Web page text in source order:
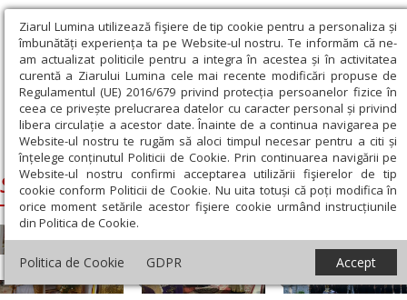
Ziarul Lumina utilizează fişiere de tip cookie pentru a personaliza și
îmbunătăți experiența ta pe Website-ul nostru. Te informăm că ne-
am actualizat politicile pentru a integra în acestea și în activitatea
curentă a Ziarului Lumina cele mai recente modificări propuse de
Regulamentul (UE) 2016/679 privind protecția persoanelor fizice în
ceea ce privește prelucrarea datelor cu caracter personal și privind
libera circulație a acestor date. Înainte de a continua navigarea pe
Website-ul nostru te rugăm să aloci timpul necesar pentru a citi și
înțelege conținutul Politicii de Cookie. Prin continuarea navigării pe
Website-ul nostru confirmi acceptarea utilizării fişierelor de tip
cookie conform Politicii de Cookie. Nu uita totuși că poți modifica în
orice moment setările acestor fişiere cookie urmând instrucțiunile
din Politica de Cookie.
Politica de Cookie GDPR Accept
Ziarul Lumina › Sofronie, Episcopul Oradiei
Sofronie, Episcopul Oradiei
Știri Știri